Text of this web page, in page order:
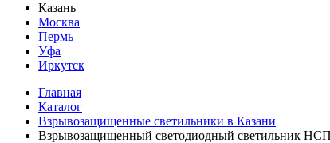
Казань
Москва
Пермь
Уфа
Иркутск
Главная
Каталог
Взрывозащищенные светильники в Казани
Взрывозащищенный светодиодный светильник